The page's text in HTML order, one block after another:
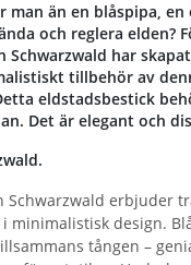
man än en blåspipa, en
och reglera elden?
Schwarzwald har
tillbehör av
eldstadsbestick
Det är elegant och
Schwarzwald erbjuder
minimalistisk design.
tången –